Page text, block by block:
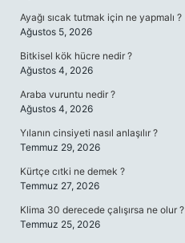
Ayağı sıcak tutmak için ne yapmalı ?
Ağustos 5, 2026
Bitkisel kök hücre nedir ?
Ağustos 4, 2026
Araba vuruntu nedir ?
Ağustos 4, 2026
Yılanın cinsiyeti nasıl anlaşılır ?
Temmuz 29, 2026
Kürtçe cıtki ne demek ?
Temmuz 27, 2026
Klima 30 derecede çalışırsa ne olur ?
Temmuz 25, 2026